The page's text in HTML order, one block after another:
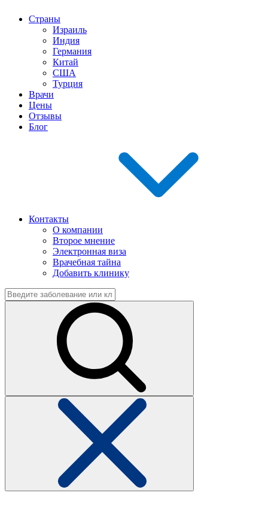
Страны
Израиль
Индия
Германия
Китай
США
Турция
Врачи
Цены
Отзывы
Блог
Контакты
О компании
Второе мнение
Электронная виза
Врачебная тайна
Добавить клинику